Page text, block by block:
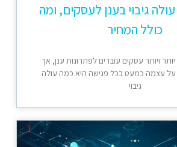
גיבוי בענן לעסקים, ומה
כולל המחיר
ויותר עסקים עוברים לפתרונות ענן, אך
עצמה כמעט בכל פגישה היא כמה עולה
גיבוי